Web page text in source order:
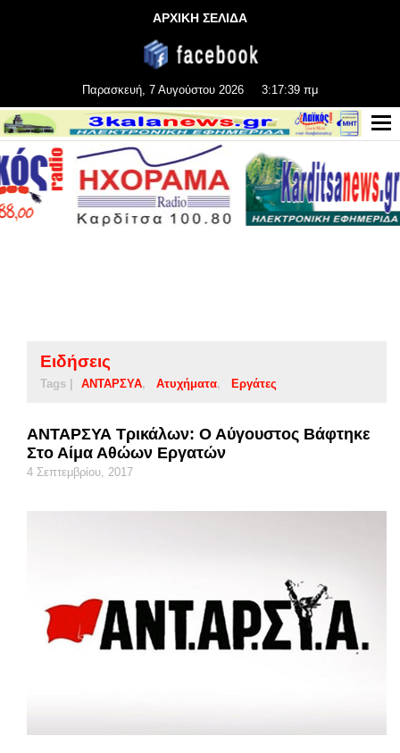
ΑΡΧΙΚΗ ΣΕΛΙΔΑ
Παρασκευή, 7 Αυγούστου 2026 3:17:40 πμ
Ειδήσεις
Tags | ΑΝΤΑΡΣΥΑ Ατυχήματα Εργάτες
ΑΝΤΑΡΣΥΑ Τρικάλων: Ο Αύγουστος Βάφτηκε
Στο Αίμα Αθώων Εργατών
4 Σεπτεμβρίου, 2017